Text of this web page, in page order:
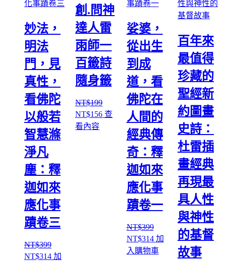
妙法，
明法
門，見
真性，
看佛陀
以般若
智慧滌
淨凡
塵：釋
迦如來
應化事
蹟卷三
NT$399
原
NT$314目
加
創.問神
達人雷
雨師一
百籤詩
隨身籤
NT$199
原
始
NT$156目
NT$156。
查
看內容
娑婆，
從出生
到成
道，看
佛陀在
人間的
經典傳
奇：釋
迦如來
應化事
蹟卷一
NT$399
原
始
NT$314目
前
加
入購物車
百年來
最值得
珍藏的
聖經新
約圖畫
史詩：
杜雷插
畫經典
再現最
具人性
與神性
的基督
故事